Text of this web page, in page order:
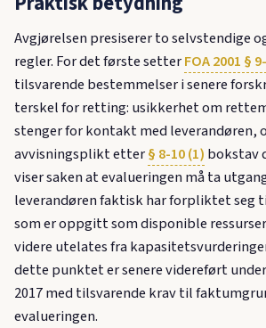
Avgjørelsen presiserer to selvstendige
regler. For det første setterFOA 2001 §
tilsvarende bestemmelser i senere
terskel for retting: usikkerhet om
stenger for kontakt med leverandøren,
avvisningsplikt etter§ 8-10 (1) bokstav
viser saken at evalueringen må ta
leverandøren faktisk har forpliktet seg
som er oppgitt som disponible
videre utelates fra
dette punktet er senere videreført under
2017 med tilsvarende krav til
evalueringen.